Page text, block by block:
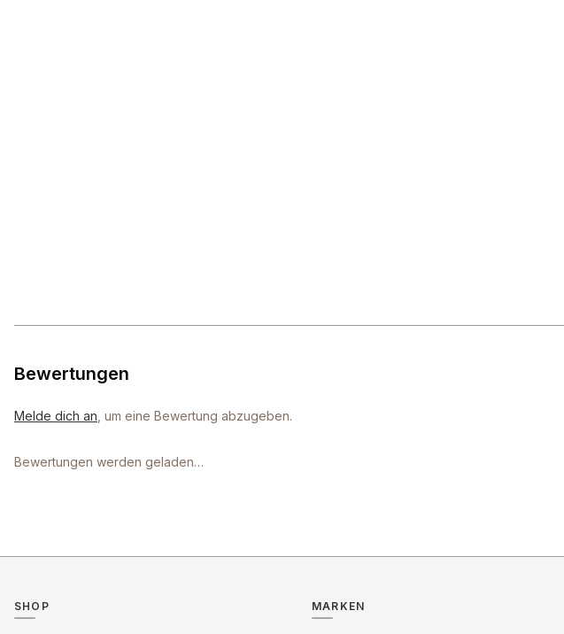
Bewertungen
Melde dich an , um eine Bewertung abzugeben.
Bewertungen werden geladen…
SHOP MARKEN